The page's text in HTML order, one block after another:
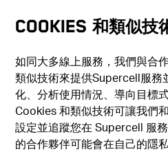
COOKIES 和類似技
如同大多線上服務，我們與合
類似技術來提供Supercell服務
化、分析使用情況、導向目標
Cookies 和類似技術可讓我們
設定並追蹤您在 Supercell 服
的合作夥伴可能會在自己的隱